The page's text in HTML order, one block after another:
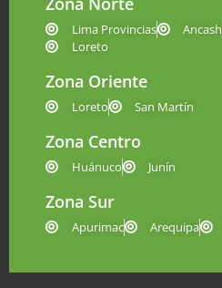
Lima Provincias Ancash
Loreto
Zona Oriente
Loreto San Martín
Zona Centro
Huánuco Junín
Zona Sur
Apurimac Arequipa